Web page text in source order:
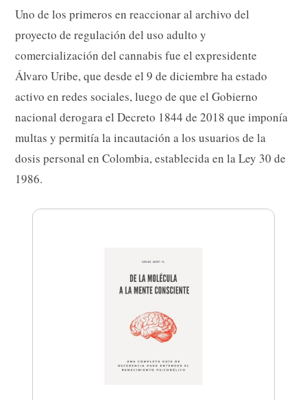
Uno de los primeros en reaccionar al archivo del
proyecto de regulación del uso adulto y
comercialización del cannabis fue el expresidente
Álvaro Uribe, que desde el 9 de diciembre ha estado
activo en redes sociales, luego de que el Gobierno
nacional derogara el Decreto 1844 de 2018 que imponía
multas y permitía la incautación a los usuarios de la
dosis personal en Colombia, establecida en la Ley 30 de
1986.